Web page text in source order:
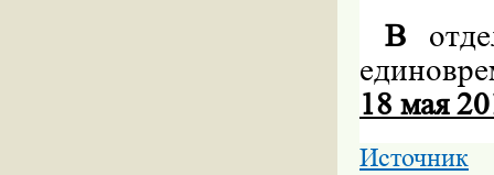
В
18 мая
Источник